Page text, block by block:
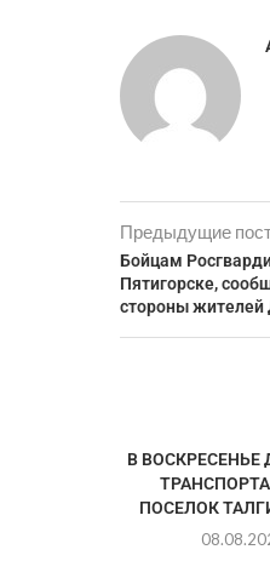
Предыдущие
Бойцам
Пятигорске,
стороны жителей
В
ПОСЕЛОК